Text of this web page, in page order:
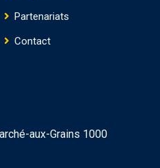
Partenariats
Contact
aux-Grains 1000